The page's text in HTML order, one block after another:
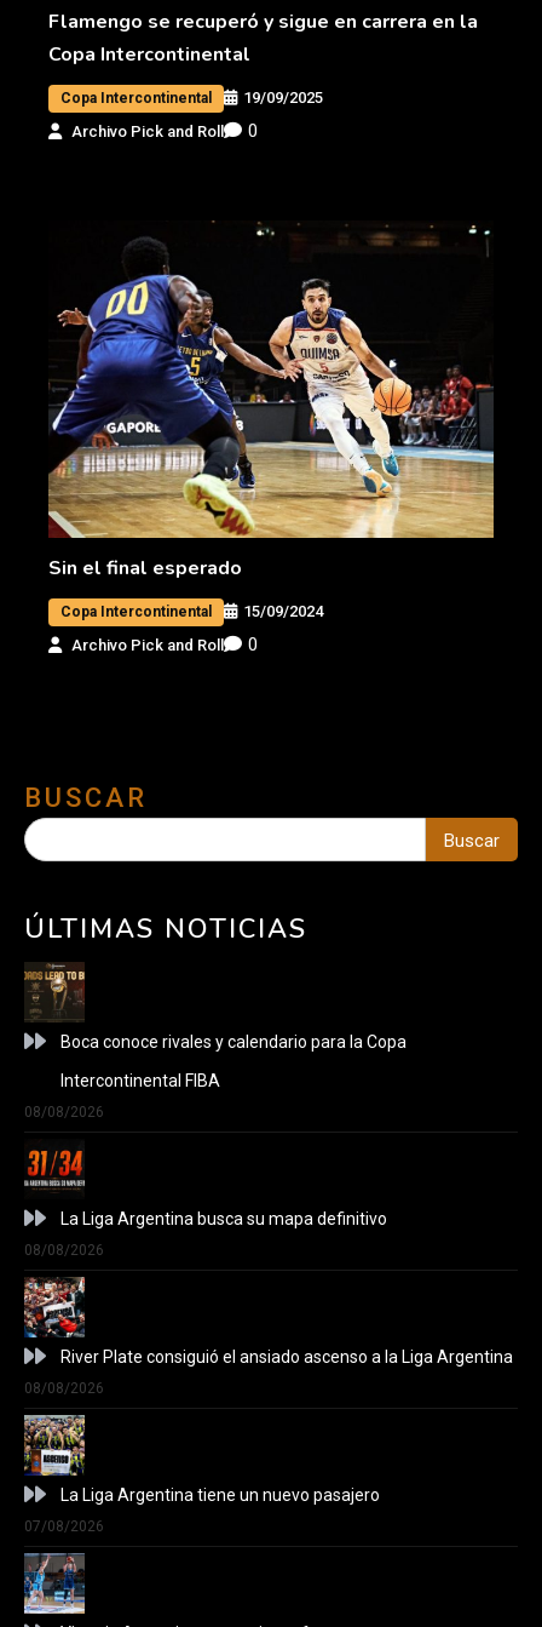
Flamengo se recuperó y sigue en carrera en la
Copa Intercontinental
Copa Intercontinental
19/09/2025
Archivo Pick and Roll
0
Sin el final esperado
Copa Intercontinental
15/09/2024
Archivo Pick and Roll
0
BUSCAR
Buscar
ÚLTIMAS NOTICIAS
Boca conoce rivales y calendario para la Copa
Intercontinental FIBA
08/08/2026
La Liga Argentina busca su mapa definitivo
08/08/2026
River Plate consiguió el ansiado ascenso a la Liga Argentina
08/08/2026
La Liga Argentina tiene un nuevo pasajero
07/08/2026